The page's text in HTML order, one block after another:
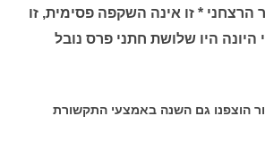
הרצחני * זו אינה השקפה פסימית, זו
היו שלושת חתני פרס נובל
הוצפנו גם השנה באמצעי התקשורת